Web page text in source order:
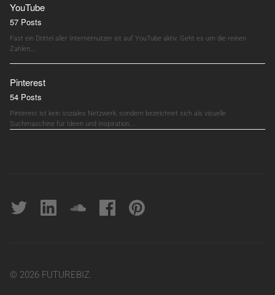
YouTube
57 Posts
Fast ein Drittel aller Internetnutzer ist auf YouTube aktiv. Geht es um die reinen
Zahlen,…
Pinterest
54 Posts
Pinterest ist kein soziales Netzwerk, sondern bezeichnet sich als visuelle
Suchmaschine für Ideen und Inspiration.…
Twitter linkedin soundcloudFacebookpinterest
© 2026 FUTUREBIZ.